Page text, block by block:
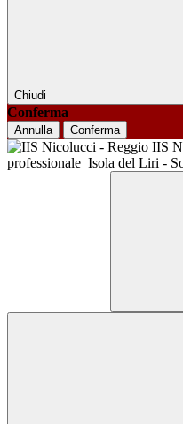
Chiudi
Conferma
Annulla Conferma
IIS
professionale Isola del Liri -